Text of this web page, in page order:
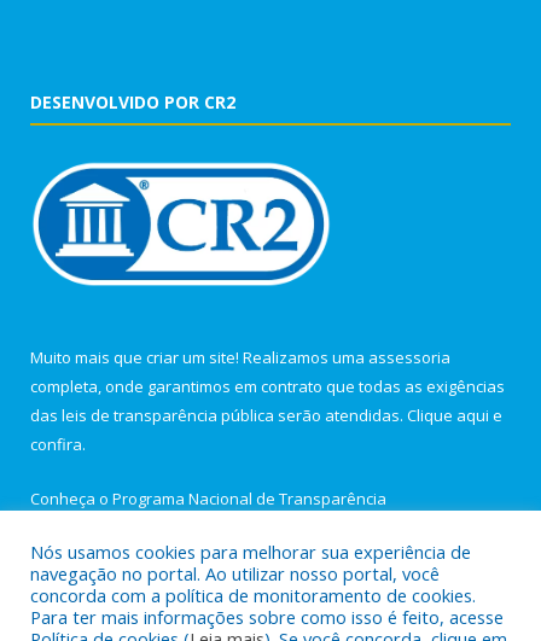
DESENVOLVIDO POR CR2
Muito mais que criar um site! Realizamos uma assessoria
completa, onde garantimos em contrato que todas as exigências
das leis de transparência pública serão atendidas. Clique aqui e
confira.
Conheça o Programa Nacional de Transparência
Todos os direitos reservados a Câmara Municipal de Igarapé-
Nós usamos cookies para melhorar sua experiência de
navegação no portal. Ao utilizar nosso portal, você
concorda com a política de monitoramento de cookies.
Para ter mais informações sobre como isso é feito, acesse